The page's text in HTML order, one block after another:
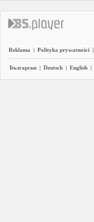
Reklama | Polityka prywatności |
Български | Deutsch | English |